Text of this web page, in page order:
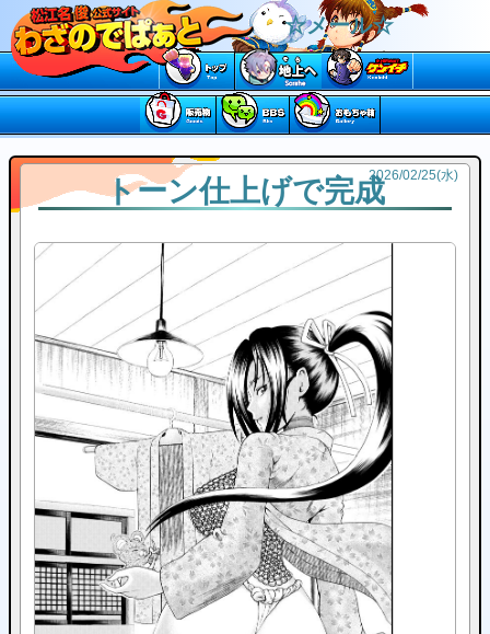
☆メール☆
2026/02/25(水)
トーン仕上げで完成